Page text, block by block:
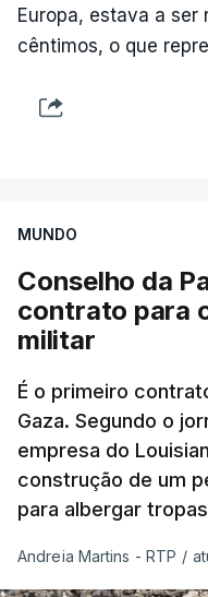
Europa, estava a
cêntimos, o que
MUNDO
Conselho da
contrato para
militar
É o primeiro
Gaza. Segundo o
empresa do
construção de um
para albergar
Andreia Martins - RTP /